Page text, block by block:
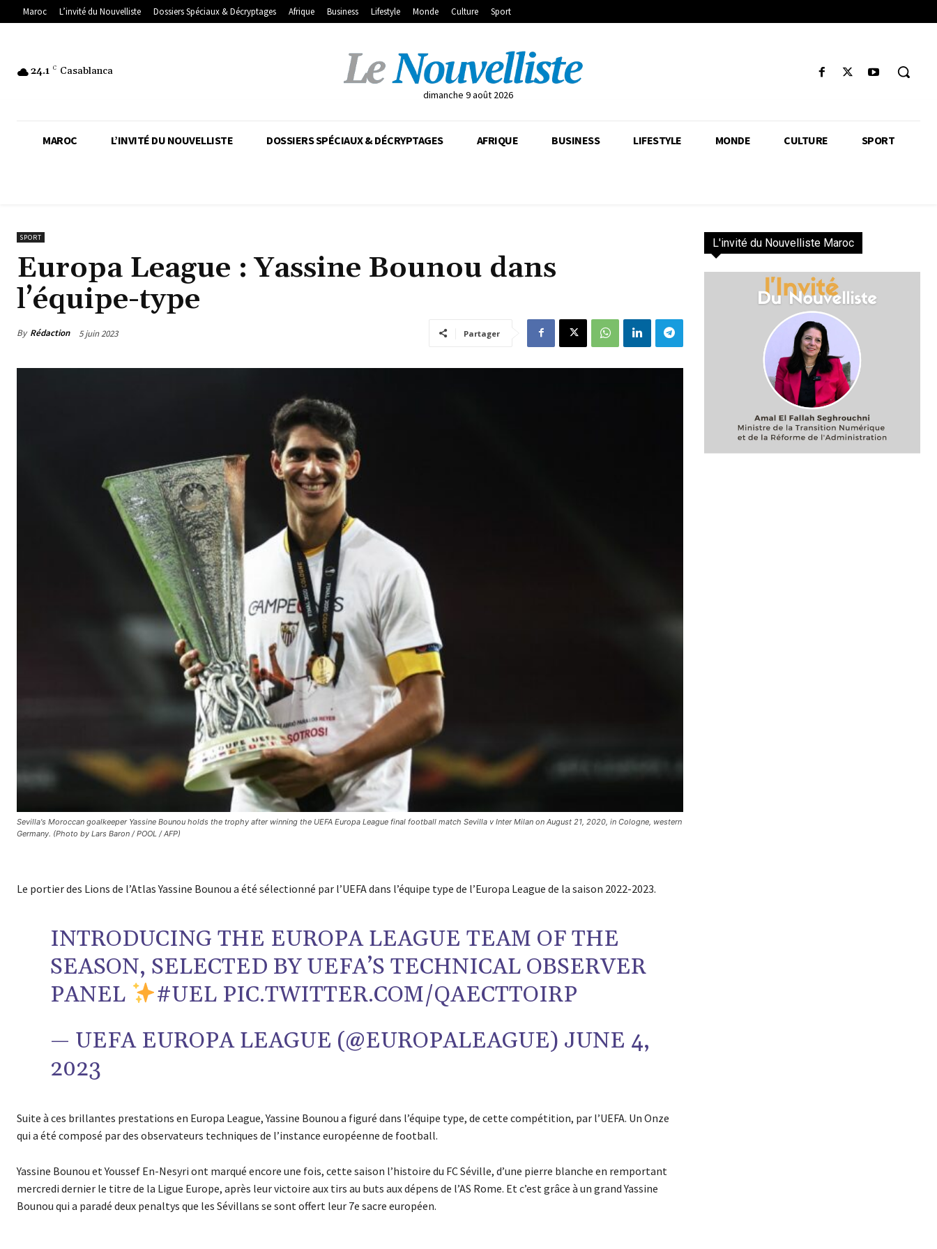
Maroc L’invité du Nouvelliste Dossiers Spéciaux & Décryptages Afrique Business Lifestyle Monde Culture Sport
24.1 C Casablanca
dimanche 9 août 2026
MAROC L’INVITÉ DU NOUVELLISTE DOSSIERS SPÉCIAUX & DÉCRYPTAGES AFRIQUE BUSINESS LIFESTYLE MONDE CULTURE SPORT
SPORT
Europa League : Yassine Bounou dans
l’équipe-type
By Rédaction 5 juin 2023 Partager
Sevilla's Moroccan goalkeeper Yassine Bounou holds the trophy after winning the UEFA Europa League final football match Sevilla v Inter Milan on August 21, 2020, in Cologne, western
Germany. (Photo by Lars Baron / POOL / AFP)
Le portier des Lions de l’Atlas Yassine Bounou a été sélectionné par l’UEFA dans l’équipe type de l’Europa League de la saison 2022-2023.
INTRODUCING THE EUROPA LEAGUE TEAM OF THE
SEASON, SELECTED BY UEFA’S TECHNICAL OBSERVER
PANEL
#UEL PIC.TWITTER.COM/QAECTTOIRP
— UEFA EUROPA LEAGUE (@EUROPALEAGUE) JUNE 4,
2023
Suite à ces brillantes prestations en Europa League, Yassine Bounou a figuré dans l’équipe type, de cette compétition, par l’UEFA. Un Onze
qui a été composé par des observateurs techniques de l’instance européenne de football.
Yassine Bounou et Youssef En-Nesyri ont marqué encore une fois, cette saison l’histoire du FC Séville, d’une pierre blanche en remportant
mercredi dernier le titre de la Ligue Europe, après leur victoire aux tirs au buts aux dépens de l’AS Rome. Et c’est grâce à un grand Yassine
Bounou qui a paradé deux penaltys que les Sévillans se sont offert leur 7e sacre européen.
L'invité du Nouvelliste Maroc